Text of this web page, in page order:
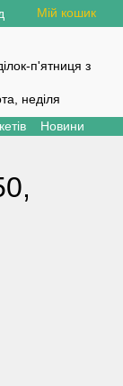
Мій кошик
п'ятниця з
неділя
Новини